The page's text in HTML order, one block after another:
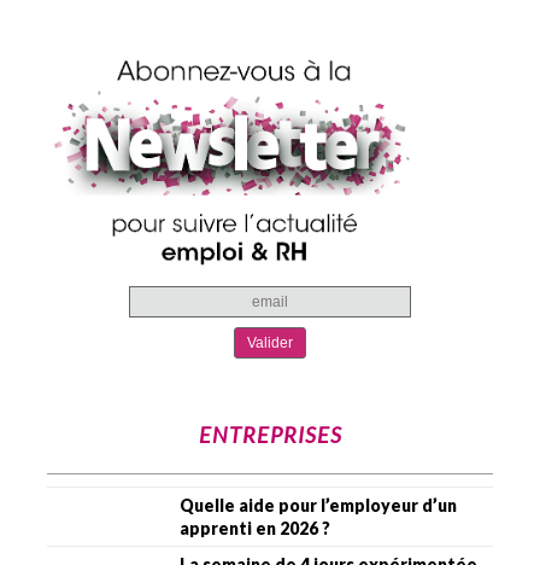
ENTREPRISES
Quelle aide pour l’employeur d’un
apprenti en 2026 ?